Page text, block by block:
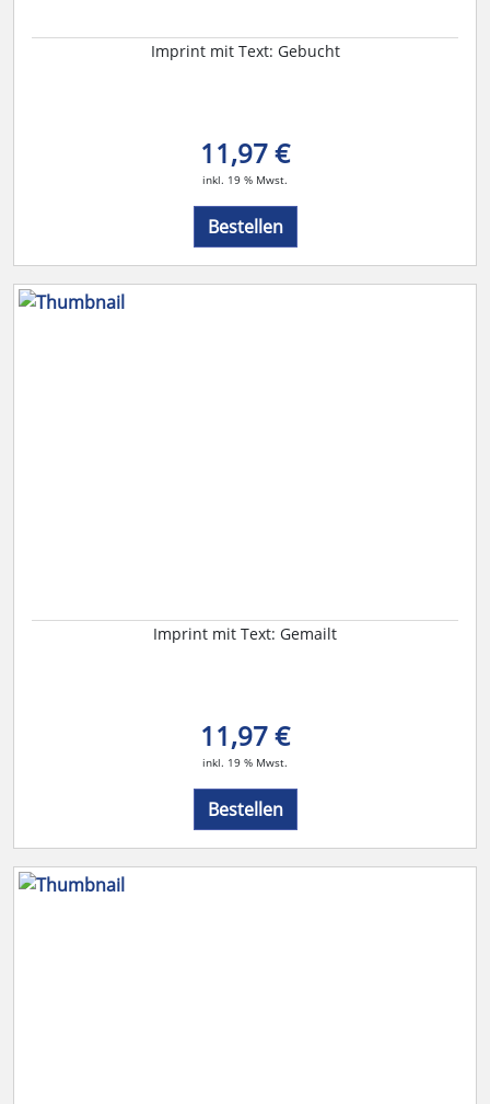
Imprint mit Text: Gebucht
11,97 €
inkl. 19 % Mwst.
Bestellen
Imprint mit Text: Gemailt
11,97 €
inkl. 19 % Mwst.
Bestellen